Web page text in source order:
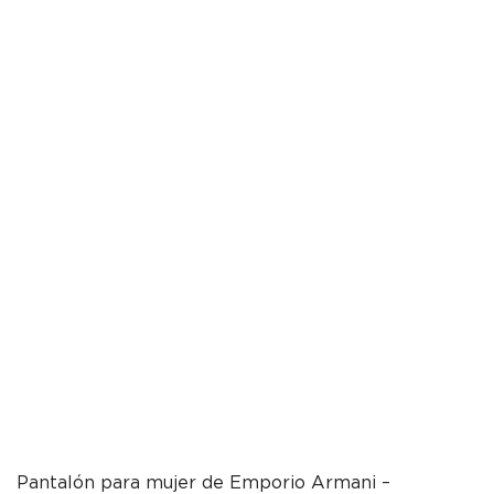
Pantalón para mujer de Emporio Armani –